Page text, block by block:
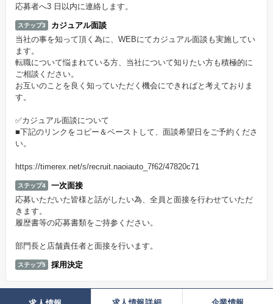
応募者へ3 日以内に連絡します。
ステップ3
カジュアル面談
当社の事を知って頂く為に、WEBにてカジュアル面談も実施してい
ます。
転職について悩まれている方、当社について知りたい方も積極的に
ご相談ください。
お互いのことを良く知っていただく機会にできればと考えておりま
す。
✅カジュアル面談について
■下記のリンクをコピー＆ベーストして、面談希望日をご予約くださ
い。
https://timerex.net/s/recruit.naoiauto_7f62/47820c71
ステップ4
一次面接
応募いただいた皆様と話がしたい為、全員と面接を行わせていただ
きます。
履歴書等の応募書類をご持参ください。
部門長と店舗責任者と面接を行います。
ステップ5 採用決定